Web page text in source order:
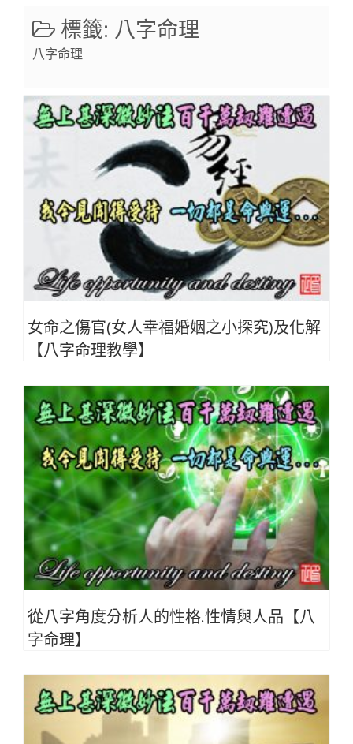
標籤: 八字命理
八字命理
女命之傷官(女人幸福婚姻之小探究)及化解
【八字命理教學】
從八字角度分析人的性格.性情與人品【八
字命理】